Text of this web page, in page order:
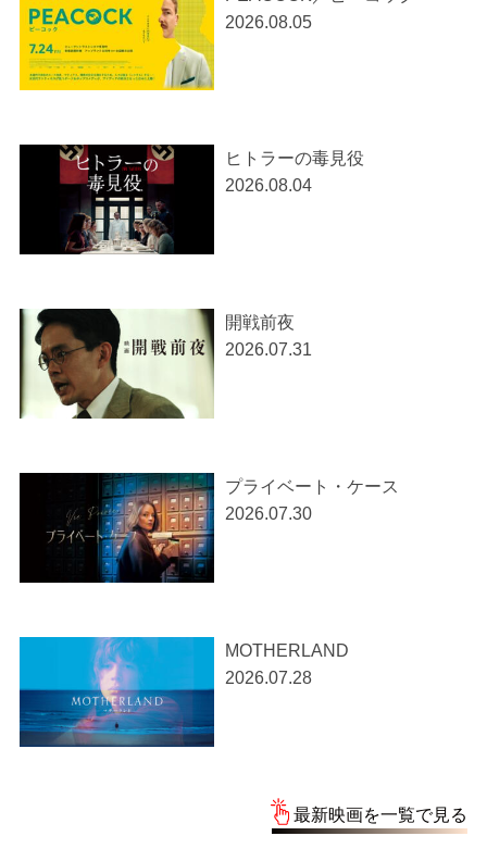
2026.08.05
ヒトラーの毒見役
2026.08.04
開戦前夜
2026.07.31
プライベート・ケース
2026.07.30
MOTHERLAND
2026.07.28
最新映画を一覧で見る